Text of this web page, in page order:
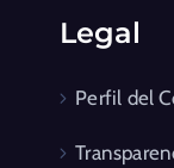
Legal
Perfil del